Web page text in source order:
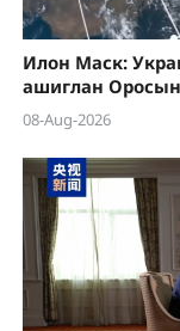
Илон Маск:
ашиглан Оросын
өгөхийг
08-Aug-2026